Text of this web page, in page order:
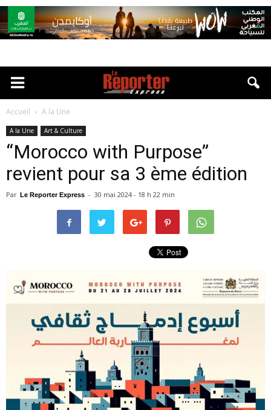
Accueil A la Une
A la Une Art & Culture
“Morocco with Purpose”
revient pour sa 3 ème édition
Par Le Reporter Express - 30 mai 2024 - 18 h 22 min